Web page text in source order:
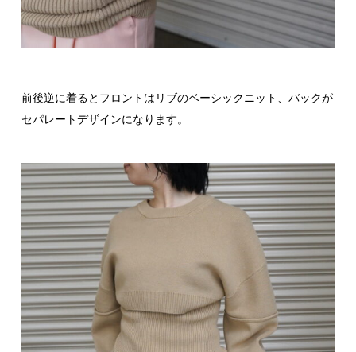
前後逆に着るとフロントはリブのベーシックニット、バックが
セパレートデザインになります。